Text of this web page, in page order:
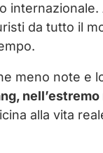
da tutto il
meno note e
alla vita